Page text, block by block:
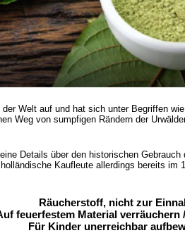
Welt auf und hat sich unter Begriffen
Weg von sumpfigen Rändern der
Details über den historischen Gebrauch
Kaufleute allerdings bereits im
Räucherstoff, nicht zur
feuerfestem Material verräuchern
Für Kinder unerreichbar